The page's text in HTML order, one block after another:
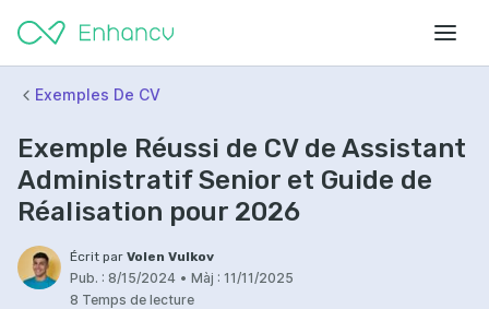
Exemples De CV
Exemple Réussi de CV de Assistant
Administratif Senior et Guide de
Réalisation pour 2026
Écrit par Volen Vulkov
Pub. : 8/15/2024 • Màj : 11/11/2025
8 Temps de lecture